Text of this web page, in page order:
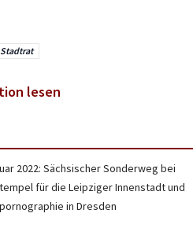
Stadtrat
lesen
2022: Sächsischer Sonderweg bei
für die Leipziger Innenstadt und
in Dresden